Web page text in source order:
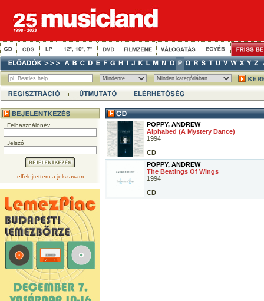
Felhasználónév
Jelszó
elfelejtettem a jelszavam
POPPY, ANDREW
Alphabed (A Mystery Dance)
1994
CD
POPPY, ANDREW
The Beatings Of Wings
1994
CD